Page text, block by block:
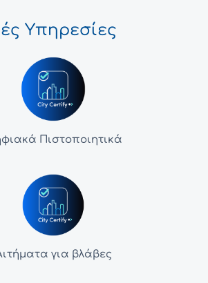
Υπηρεσίες
Πιστοποιητικά
για βλάβες